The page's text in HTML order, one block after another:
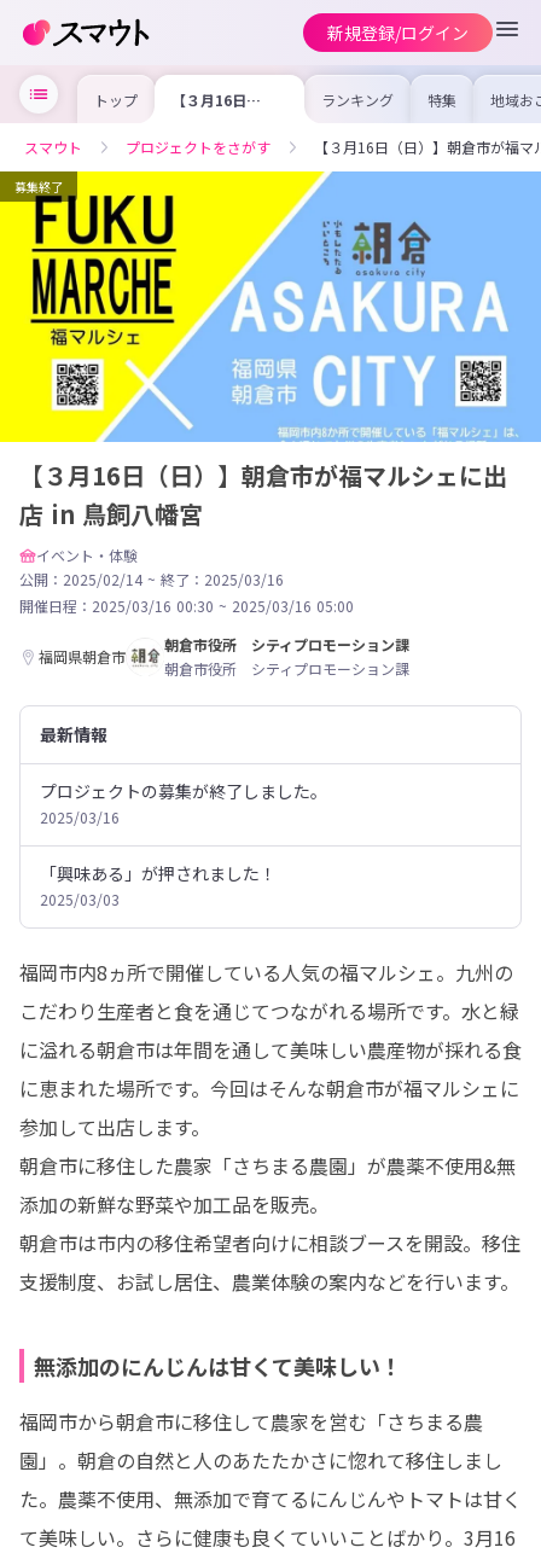
新規登録/ログイン
トップ 【３月16日
（日）】朝倉市が
in 鳥飼八幡宮
ランキング 特集 地域お
の求
を集め
事内容
を比較
合った
スマウト プロジェクトをさがす 【３月16日（日）】朝倉市が福
募集終了
【３月16日（日）】朝倉市が福マルシェに出
店 in 鳥飼八幡宮
イベント・体験
公開：2025/02/14 ~ 終了：2025/03/16
開催日程： 2025/03/16 00:30 ~ 2025/03/16 05:00
福岡県朝倉市
朝倉市役所 シティプロモーション課
朝倉市役所 シティプロモーション課
最新情報
プロジェクトの募集が終了しました。
2025/03/16
「興味ある」が押されました！
2025/03/03
福岡市内8ヵ所で開催している人気の福マルシェ。九州の
こだわり生産者と食を通じてつながれる場所です。水と緑
に溢れる朝倉市は年間を通して美味しい農産物が採れる食
に恵まれた場所です。今回はそんな朝倉市が福マルシェに
参加して出店します。
朝倉市に移住した農家「さちまる農園」が農薬不使用&無
添加の新鮮な野菜や加工品を販売。
朝倉市は市内の移住希望者向けに相談ブースを開設。移住
支援制度、お試し居住、農業体験の案内などを行います。
無添加のにんじんは甘くて美味しい！
福岡市から朝倉市に移住して農家を営む「さちまる農
園」。朝倉の自然と人のあたたかさに惚れて移住しまし
た。農薬不使用、無添加で育てるにんじんやトマトは甘く
て美味しい。さらに健康も良くていいことばかり。3月16